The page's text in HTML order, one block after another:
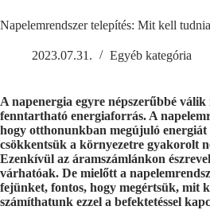
Napelemrendszer telepítés: Mit kell
2023.07.31. Egyéb kategória
A napenergia egyre népszerűbbé
fenntartható energiaforrás. A
hogy otthonunkban megújuló energiát
csökkentsük a környezetre gyakorolt
Ezenkívül az áramszámlánkon
várhatóak. De mielőtt a
fejünket, fontos, hogy megértsük, mit
számíthatunk ezzel a befektetéssel